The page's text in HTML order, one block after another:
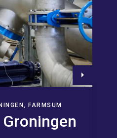
FARMSUM
Next